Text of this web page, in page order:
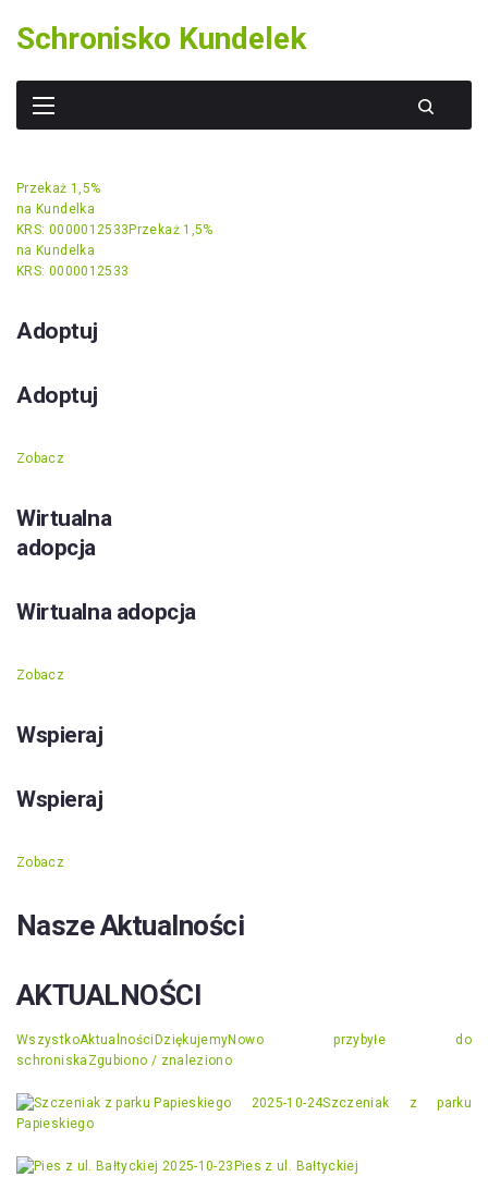
content
Schronisko Kundelek
Przekaż 1,5%
na Kundelka
KRS: 0000012533 Przekaż 1,5%
na Kundelka
KRS: 0000012533
Adoptuj
Adoptuj
Zobacz
Wirtualna
adopcja
Wirtualna adopcja
Zobacz
Wspieraj
Wspieraj
Zobacz
Nasze Aktualności
AKTUALNOŚCI
WszystkoAktualności DziękujemyNowo przybyłe do
schroniska Zgubiono / znaleziono
2025-10-24Szczeniak z parku
Papieskiego
2025-10-23 Pies z ul. Bałtyckiej